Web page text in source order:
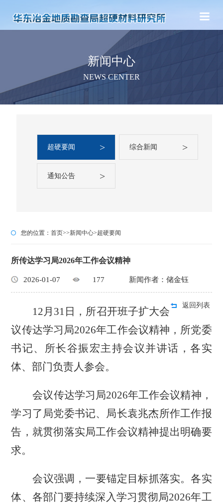
新闻中心
NEWS CENTER
超硬要闻 > 综合新闻 >
通知公告 >
您的位置：首页>>新闻中心>超硬要闻
所传达学习局2026年工作会议精神
2026-01-07 177 新闻作者：储金钰
返回列表
12月31日，所召开班子扩大会
议传达学习局2026年工作会议精神，所党委
书记、所长谷振宏主持会议并讲话，各实
体、部门负责人参会。
会议传达学习局2026年工作会议精神，
学习了局党委书记、局长袁兆杰所作工作报
告，就贯彻落实局工作会议精神提出明确要
求。
会议强调，一要锚定目标抓落实。各实
体、各部门要持续深入学习贯彻局2026年工